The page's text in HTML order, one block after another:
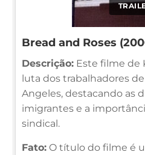
Bread and Roses
Descrição: Este filme de
luta dos trabalhadores
Angeles, destacando as
imigrantes e a
sindical.
Fato: O título do filme é